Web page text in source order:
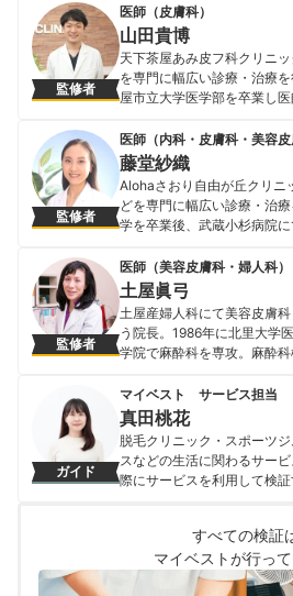
の悩みを解決するお手伝いを
容の話をメンズの立場から
YouTubeも配信中。
本多釈人のプロフィール
監修者
医師（皮膚科）
山田貴博
天下茶屋あみ皮フ科クリニ
を専門に幅広い診療・治療
屋市立大学医学部を卒業し
行った後、大阪大学大学院医
物学の助教として基礎医学研
央病院皮膚科に勤務し、
リニックを開院。 ＜メディ
年3月 関西テレビ『報道ラ
人百科』 ・2020年9月 『
肌、混合肌、脂性肌）に関
『MINE』洗顔料、ボディー
関する記事 ・2020年11月 『
山田貴博のプロフィール
監修者
医師（内科・皮膚科・美容皮
藤堂紗織
Alohaさおり自由が丘クリニ
どを専門に幅広い診療・治
学を卒業後、武蔵小杉病院
務。現在は、Alohaさおり自
て勤務しながら、日本内科
学会・日本腎臓学会・日本
究会に所属し、幅広い医療
藤堂紗織のプロフィール
監修者
医師（美容皮膚科・婦人科）
土屋眞弓
土屋産婦人科にて美容皮膚
う院長。1986年に北里大学
学院で麻酔科を専攻。麻酔
科一般・美容皮膚科の診療
科学会・日本美容皮膚科学
しても活躍中。 ＜著書＞ 女
田書店） からだのことがよ
店） はじめてでも安心 妊娠
土屋眞弓のプロフィール
ガイド
マイベスト サービス担当
真田桃花
脱毛クリニック・スポーツ
スなどの生活に関わるサー
際にサービスを利用して検
からこそ、徹底検証を通じ
報を届ける」ことをモット
真田桃花のプロフィール
すべての検証
マイベストが行っ